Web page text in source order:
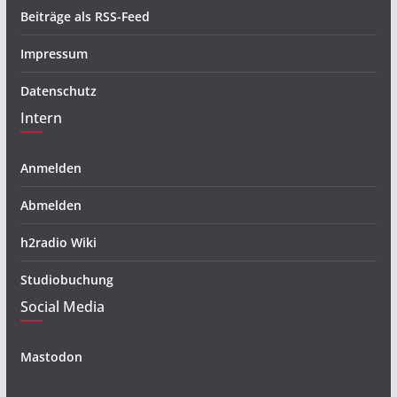
Beiträge als RSS-Feed
Impressum
Datenschutz
Intern
Anmelden
Abmelden
h2radio Wiki
Studiobuchung
Social Media
Mastodon